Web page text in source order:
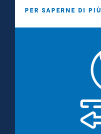
PER SAPERNE DI PIÙ